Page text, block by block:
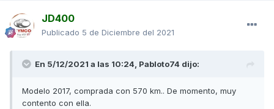
JD400
Publicado 5 de Diciembre del 2021
En 5/12/2021 a las 10:24, Pabloto74 dijo:
Modelo 2017, comprada con 570 km.. De momento, muy
contento con ella.